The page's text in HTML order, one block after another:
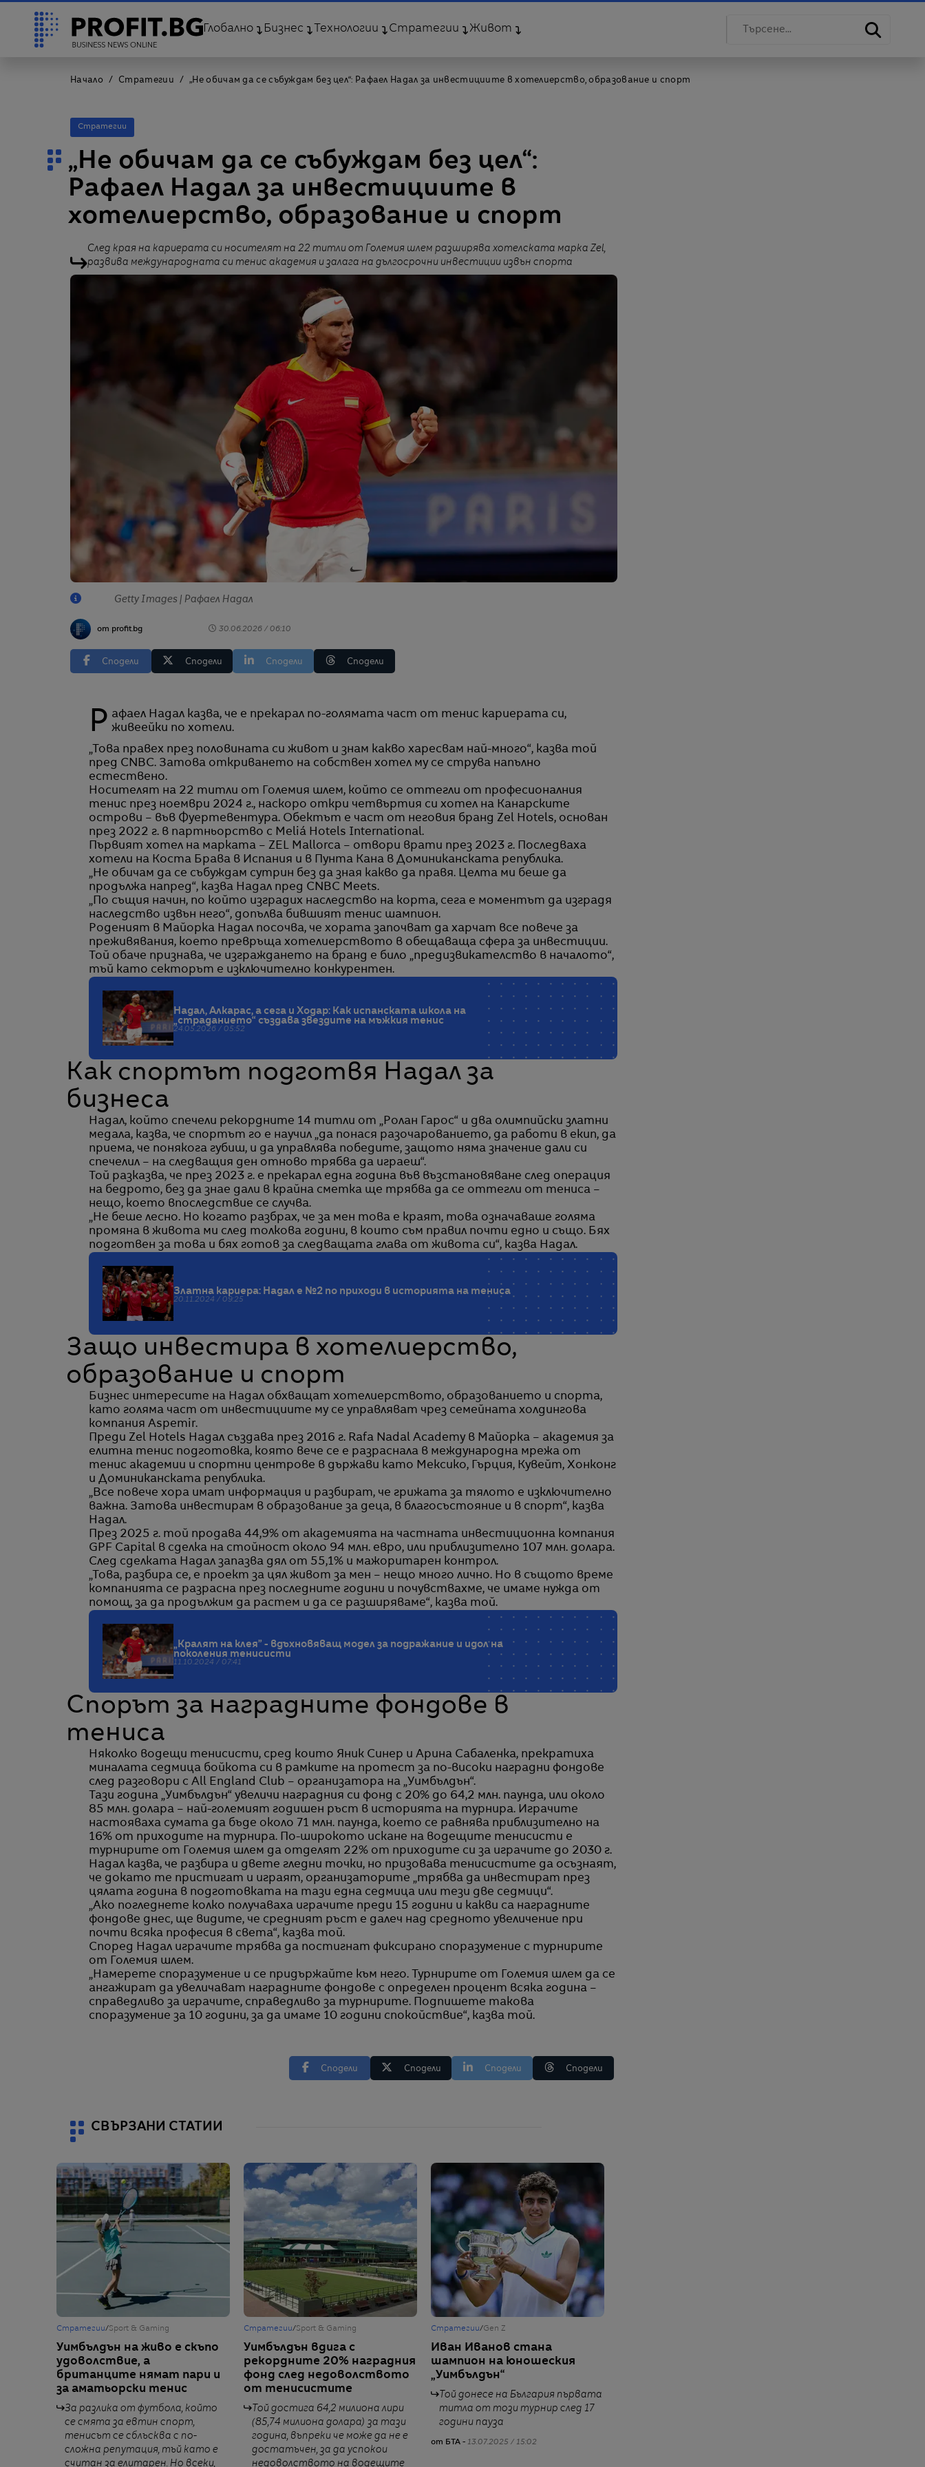
Глобално Бизнес Технологии Стратегии Живот
Начало Стратегии „Не обичам да се събуждам без цел“: Рафаел Надал за инвестициите в хотелиерство, образование и спорт
Стратегии
„Не обичам да се събуждам без цел“:
Рафаел Надал за инвестициите в
хотелиерство, образование и спорт
След края на кариерата си носителят на 22 титли от Големия шлем разширява хотелската марка Zel,
развива международната си тенис академия и залага на дългосрочни инвестиции извън спорта
Getty Images | Рафаел Надал
от profit.bg 30.06.2026 / 06:10
Сподели Сподели Сподели Сподели
Рафаел Надал казва, че е прекарал по-голямата част от тенис кариерата си, живеейки по хотели.
„Това правех през половината си живот и знам какво харесвам най-много“, казва той
пред CNBC. Затова откриването на собствен хотел му се струва напълно
естествено.
Носителят на 22 титли от Големия шлем, който се оттегли от професионалния
тенис през ноември 2024 г., наскоро откри четвъртия си хотел на Канарските
острови – във Фуертевентура. Обектът е част от неговия бранд Zel Hotels, основан
през 2022 г. в партньорство с Meliá Hotels International.
Първият хотел на марката – ZEL Mallorca – отвори врати през 2023 г. Последваха
хотели на Коста Брава в Испания и в Пунта Кана в Доминиканската република.
„Не обичам да се събуждам сутрин без да зная какво да правя. Целта ми беше да
продължа напред“, казва Надал пред CNBC Meets.
„По същия начин, по който изградих наследство на корта, сега е моментът да изградя
наследство извън него“, допълва бившият тенис шампион.
Роденият в Майорка Надал посочва, че хората започват да харчат все повече за
преживявания, което превръща хотелиерството в обещаваща сфера за инвестиции.
Той обаче признава, че изграждането на бранд е било „предизвикателство в началото“,
тъй като секторът е изключително конкурентен.
Надал, Алкарас, а сега и Ходар: Как испанската школа на
„страданието“ създава звездите на мъжкия тенис
24.05.2026 / 05:52
Как спортът подготвя Надал за
бизнеса
Надал, който спечели рекордните 14 титли от „Ролан Гарос“ и два олимпийски златни
медала, казва, че спортът го е научил „да понася разочарованието, да работи в екип, да
приема, че понякога губиш, и да управлява победите, защото няма значение дали си
спечелил – на следващия ден отново трябва да играеш“.
Той разказва, че през 2023 г. е прекарал една година във възстановяване след операция
на бедрото, без да знае дали в крайна сметка ще трябва да се оттегли от тениса –
нещо, което впоследствие се случва.
„Не беше лесно. Но когато разбрах, че за мен това е краят, това означаваше голяма
промяна в живота ми след толкова години, в които съм правил почти едно и също. Бях
подготвен за това и бях готов за следващата глава от живота си“, казва Надал.
Златна кариера: Надал е №2 по приходи в историята на тениса
20.11.2024 / 09:25
Защо инвестира в хотелиерство,
образование и спорт
Бизнес интересите на Надал обхващат хотелиерството, образованието и спорта,
като голяма част от инвестициите му се управляват чрез семейната холдингова
компания Aspemir.
Преди Zel Hotels Надал създава през 2016 г. Rafa Nadal Academy в Майорка – академия за
елитна тенис подготовка, която вече се е разраснала в международна мрежа от
тенис академии и спортни центрове в държави като Мексико, Гърция, Кувейт, Хонконг
и Доминиканската република.
„Все повече хора имат информация и разбират, че грижата за тялото е изключително
важна. Затова инвестирам в образование за деца, в благосъстояние и в спорт“, казва
Надал.
През 2025 г. той продава 44,9% от академията на частната инвестиционна компания
GPF Capital в сделка на стойност около 94 млн. евро, или приблизително 107 млн. долара.
След сделката Надал запазва дял от 55,1% и мажоритарен контрол.
„Това, разбира се, е проект за цял живот за мен – нещо много лично. Но в същото време
компанията се разрасна през последните години и почувствахме, че имаме нужда от
помощ, за да продължим да растем и да се разширяваме“, казва той.
„Кралят на клея” - вдъхновяващ модел за подражание и идол на
поколения тенисисти
11.10.2024 / 07:41
Спорът за наградните фондове в
тениса
Няколко водещи тенисисти, сред които Яник Синер и Арина Сабаленка, прекратиха
миналата седмица бойкота си в рамките на протест за по-високи наградни фондове
след разговори с All England Club – организатора на „Уимбълдън“.
Тази година „Уимбълдън“ увеличи наградния си фонд с 20% до 64,2 млн. паунда, или около
85 млн. долара – най-големият годишен ръст в историята на турнира. Играчите
настояваха сумата да бъде около 71 млн. паунда, което се равнява приблизително на
16% от приходите на турнира. По-широкото искане на водещите тенисисти е
турнирите от Големия шлем да отделят 22% от приходите си за играчите до 2030 г.
Надал казва, че разбира и двете гледни точки, но призовава тенисистите да осъзнаят,
че докато те пристигат и играят, организаторите „трябва да инвестират през
цялата година в подготовката на тази една седмица или тези две седмици“.
„Ако погледнете колко получаваха играчите преди 15 години и какви са наградните
фондове днес, ще видите, че средният ръст е далеч над средното увеличение при
почти всяка професия в света“, казва той.
Според Надал играчите трябва да постигнат фиксирано споразумение с турнирите
от Големия шлем.
„Намерете споразумение и се придържайте към него. Турнирите от Големия шлем да се
ангажират да увеличават наградните фондове с определен процент всяка година –
справедливо за играчите, справедливо за турнирите. Подпишете такова
споразумение за 10 години, за да имаме 10 години спокойствие“, казва той.
Сподели Сподели Сподели Сподели
СВЪРЗАНИ СТАТИИ
Стратегии/Sport & Gaming
Уимбълдън на живо е скъпо
удоволствие, а
британците нямат пари и
за аматьорски тенис
За разлика от футбола, който
се смята за евтин спорт,
тенисът се сблъсква с по-
сложна репутация, тъй като е
считан за елитарен. Но всеки,
Стратегии/Sport & Gaming
Уимбълдън вдига с
рекордните 20% наградния
фонд след недоволството
от тенисистите
Той достига 64,2 милиона лири
(85,74 милиона долара) за тази
година, въпреки че може да не е
достатъчен, за да успокои
недоволството на водещите
Стратегии/Gen Z
Иван Иванов стана
шампион на юношеския
„Уимбълдън“
Той донесе на България първата
титла от този турнир след 17
години пауза
от БТА - 13.07.2025 / 15:02